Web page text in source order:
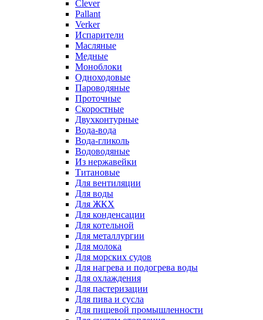
Clever
Pallant
Verker
Испарители
Масляные
Медные
Моноблоки
Одноходовые
Пароводяные
Проточные
Скоростные
Двухконтурные
Вода-вода
Вода-гликоль
Водоводяные
Из нержавейки
Титановые
Для вентиляции
Для воды
Для ЖКХ
Для конденсации
Для котельной
Для металлургии
Для молока
Для морских судов
Для нагрева и подогрева воды
Для охлаждения
Для пастеризации
Для пива и сусла
Для пищевой промышленности